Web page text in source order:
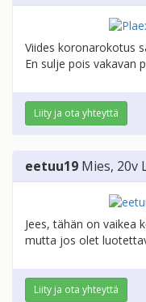
Viides koronarokotus
En sulje pois vakavan
Liity ja ota yhteyttä
eetuu19 Mies, 20v
Jees, tähän on vaikea
mutta jos olet
Liity ja ota yhteyttä